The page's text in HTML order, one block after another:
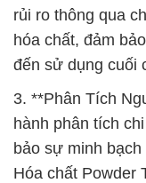
rủi ro thông qua
hóa chất, đảm
đến sử dụng cuối
3. **Phân Tích
hành phân tích
bảo sự minh
Hóa chất Powder